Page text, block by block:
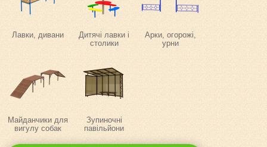
Лавки, дивани
Дитячі лавки і
столики
Арки, огорожі,
урни
Майданчики для
вигулу собак
Зупиночні
павільйони